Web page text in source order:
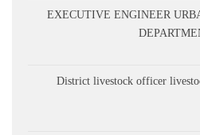
EXECUTIVE ENGINEER
District livestock officer